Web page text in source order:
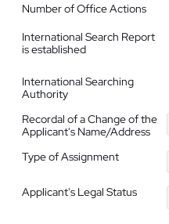
Number of Office Actions
International Search Report
is established
International Searching
Authority
Recordal of a Change of the
Applicant's Name/Address
Type of Assignment
Applicant's Legal Status